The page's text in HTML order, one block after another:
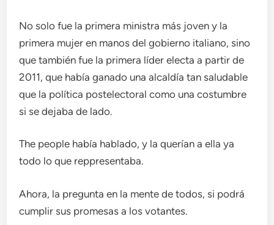
No solo fue la primera ministra más joven y la
primera mujer en manos del gobierno italiano, sino
que también fue la primera líder electa a partir de
2011, que había ganado una alcaldía tan saludable
que la política postelectoral como una costumbre
si se dejaba de lado.
The people había hablado, y la querían a ella ya
todo lo que reppresentaba.
Ahora, la pregunta en la mente de todos, si podrá
cumplir sus promesas a los votantes.